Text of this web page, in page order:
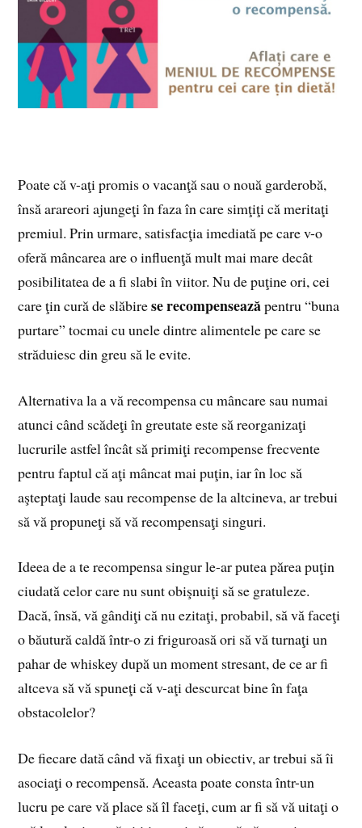
Poate că v-aţi promis o vacanţă sau o nouă garderobă,
însă arareori ajungeţi în faza în care simţiţi că meritaţi
premiul. Prin urmare, satisfacţia imediată pe care v-o
oferă mâncarea are o influenţă mult mai mare decât
posibilitatea de a fi slabi în viitor. Nu de puţine ori, cei
care ţin cură de slăbirese recompenseazăpentru “buna
purtare” tocmai cu unele dintre alimentele pe care se
străduiesc din greu să le evite.
Alternativa la a vă recompensa cu mâncare sau numai
atunci când scădeţi în greutate este să reorganizaţi
lucrurile astfel încât să primiţi recompense frecvente
pentru faptul că aţi mâncat mai puţin, iar în loc să
aşteptaţi laude sau recompense de la altcineva, ar trebui
să vă propuneţi să vă recompensaţi singuri.
Ideea de a te recompensa singur le-ar putea părea puţin
ciudată celor care nu sunt obişnuiţi să se gratuleze.
Dacă, însă, vă gândiţi că nu ezitaţi, probabil, să vă faceţi
o băutură caldă într-o zi friguroasă ori să vă turnaţi un
pahar de whiskey după un moment stresant, de ce ar fi
altceva să vă spuneţi că v-aţi descurcat bine în faţa
obstacolelor?
De fiecare dată când vă fixaţi un obiectiv, ar trebui să îi
asociaţi o recompensă. Aceasta poate consta într-un
lucru pe care vă place să îl faceţi, cum ar fi să vă uitaţi o